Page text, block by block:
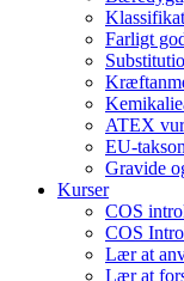
Farligt
ATEX
EU-
Gravide
Kurser
COS
COS
Lær at
Lær at